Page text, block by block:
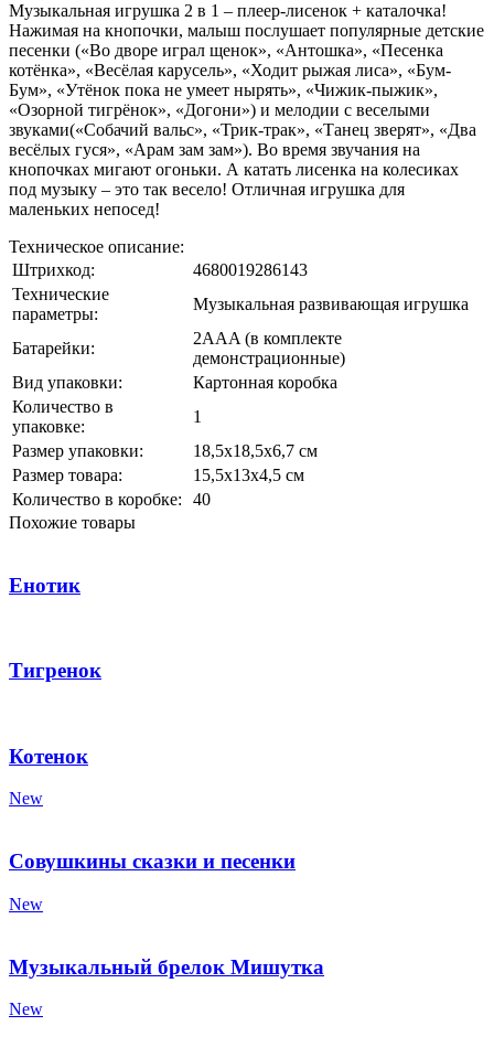
Музыкальная игрушка 2 в 1 – плеер-лисенок + каталочка!
Нажимая на кнопочки, малыш послушает популярные детские
песенки («Во дворе играл щенок», «Антошка», «Песенка
котёнка», «Весёлая карусель», «Ходит рыжая лиса», «Бум-
Бум», «Утёнок пока не умеет нырять», «Чижик-пыжик»,
«Озорной тигрёнок», «Догони») и мелодии с веселыми
звуками(«Собачий вальс», «Трик-трак», «Танец зверят», «Два
весёлых гуся», «Арам зам зам»). Во время звучания на
кнопочках мигают огоньки. А катать лисенка на колесиках
под музыку – это так весело! Отличная игрушка для
маленьких непосед!
Техническое описание:
Штрихкод:
4680019286143
Технические
параметры:
Музыкальная развивающая игрушка
Батарейки:
2AAA (в комплекте
демонстрационные)
Вид упаковки:
Картонная коробка
Количество в
упаковке:
1
Размер упаковки:
18,5х18,5х6,7 см
Размер товара:
15,5х13х4,5 см
Количество в коробке:
40
Похожие товары
Енотик
Тигренок
Котенок
New
Совушкины сказки и песенки
New
Музыкальный брелок Мишутка
New